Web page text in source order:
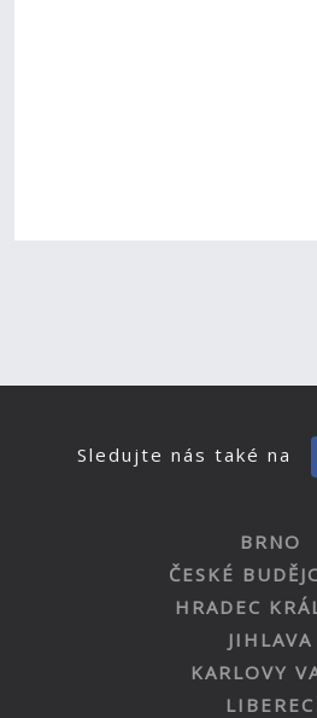
Sledujte nás také na
BRNO
ČESKÉ
HRADEC
JIHLAVA
KARLOVY
LIBEREC